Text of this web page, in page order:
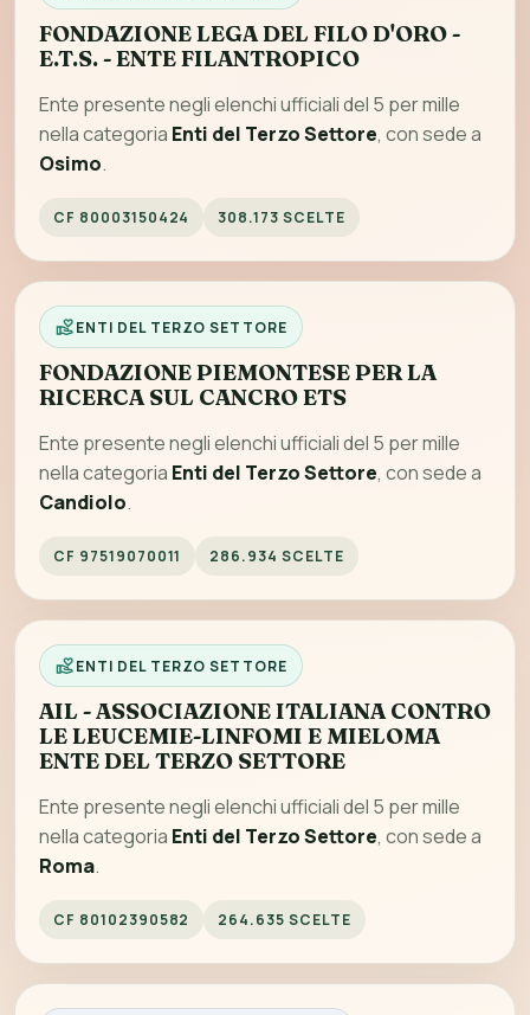
FONDAZIONE LEGA DEL FILO D'ORO -
E.T.S. - ENTE FILANTROPICO
Ente presente negli elenchi ufficiali del 5 per mille
nella categoria Enti del Terzo Settore, con sede a
Osimo.
CF 80003150424 308.173 SCELTE
ENTI DEL TERZO SETTORE
FONDAZIONE PIEMONTESE PER LA
RICERCA SUL CANCRO ETS
Ente presente negli elenchi ufficiali del 5 per mille
nella categoria Enti del Terzo Settore, con sede a
Candiolo.
CF 97519070011 286.934 SCELTE
ENTI DEL TERZO SETTORE
AIL - ASSOCIAZIONE ITALIANA CONTRO
LE LEUCEMIE-LINFOMI E MIELOMA
ENTE DEL TERZO SETTORE
Ente presente negli elenchi ufficiali del 5 per mille
nella categoria Enti del Terzo Settore, con sede a
Roma.
CF 80102390582 264.635 SCELTE